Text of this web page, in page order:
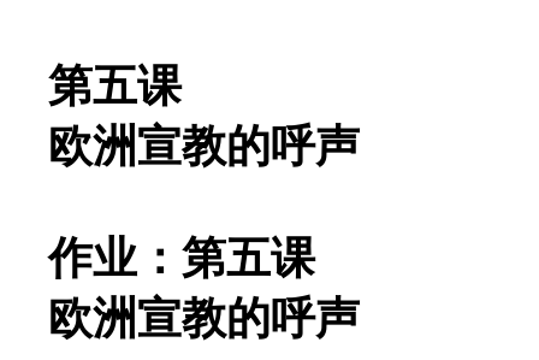
第五课
欧洲宣教的呼声
作业：第五课
欧洲宣教的呼声